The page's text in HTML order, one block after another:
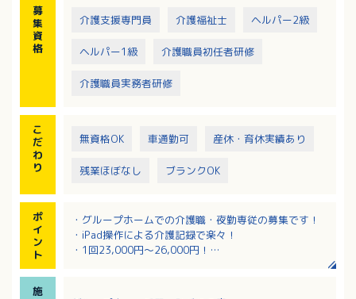
募
集
資
格
介護支援専門員 介護福祉士 ヘルパー2級
ヘルパー1級 介護職員初任者研修
介護職員実務者研修
こ
だ
わ
り
無資格OK 車通勤可 産休・育休実績あり
残業ほぼなし ブランクOK
ポ
イ
ン
ト
・グループホームでの介護職・夜勤専従の募集です！
・iPad操作による介護記録で楽々！
・1回23,000円～26,000円！
施